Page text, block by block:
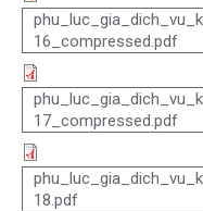
16_compressed.pdf
17_compressed.pdf
18.pdf